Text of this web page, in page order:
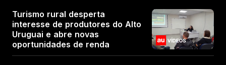
Turismo rural desperta
interesse de produtores do Alto
Uruguai e abre novas
oportunidades de renda